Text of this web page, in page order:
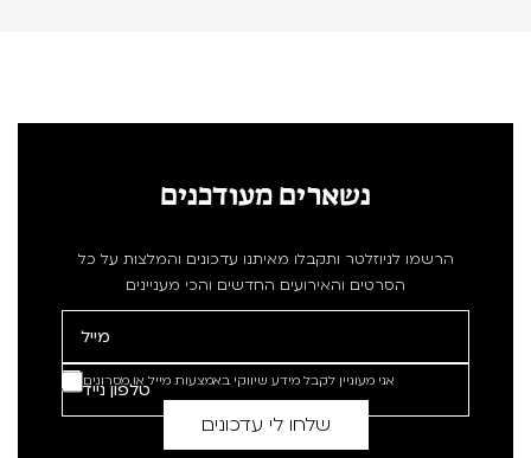
נשארים מעודכנים
הרשמו לניוזלטר ותקבלו מאיתנו עדכונים והמלצות על כל
הסרטים והאירועים החדשים והכי מעניינים
אני מעוניין לקבל מידע שיווקי באמצעות מייל או מסרונים